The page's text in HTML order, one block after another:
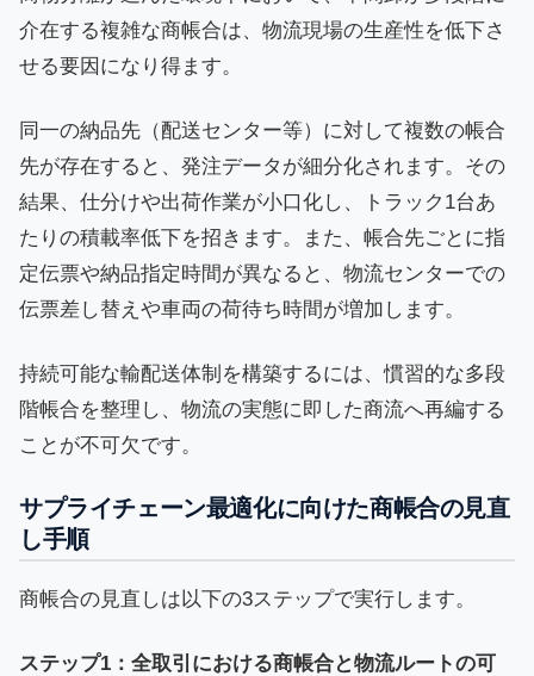
介在する複雑な商帳合は、物流現場の生産性を低下さ
せる要因になり得ます。
同一の納品先（配送センター等）に対して複数の帳合
先が存在すると、発注データが細分化されます。その
結果、仕分けや出荷作業が小口化し、トラック1台あ
たりの積載率低下を招きます。また、帳合先ごとに指
定伝票や納品指定時間が異なると、物流センターでの
伝票差し替えや車両の荷待ち時間が増加します。
持続可能な輸配送体制を構築するには、慣習的な多段
階帳合を整理し、物流の実態に即した商流へ再編する
ことが不可欠です。
サプライチェーン最適化に向けた商帳合の見直
し手順
商帳合の見直しは以下の3ステップで実行します。
ステップ1：全取引における商帳合と物流ルートの可